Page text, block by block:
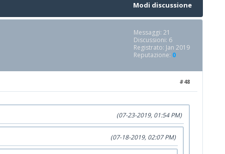
Modi discussione
Messaggi: 21
Discussioni: 6
Registrato: Jan 2019
Reputazione: 0
#48
(07-23-2019, 01:54 PM)
(07-18-2019, 02:07 PM)